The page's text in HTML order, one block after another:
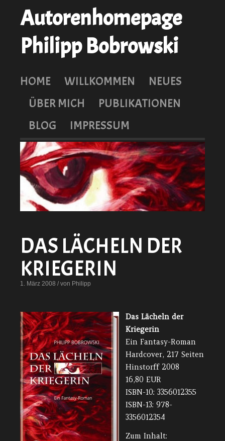
Autorenhomepage
Philipp Bobrowski
HOME WILLKOMMEN
NEUES
ÜBER MICH
PUBLIKATIONEN
BLOG
IMPRESSUM
DAS LÄCHELN DER
KRIEGERIN
1. März 2008 / von Philipp
Das Lächeln der
Kriegerin
Ein Fantasy-Roman
Hardcover, 217 Seiten
Hinstorff 2008
16,80 EUR
ISBN-10: 3356012355
ISBN-13: 978-
3356012354
Zum Inhalt: